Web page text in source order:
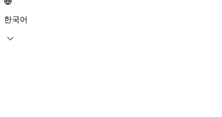
한국어